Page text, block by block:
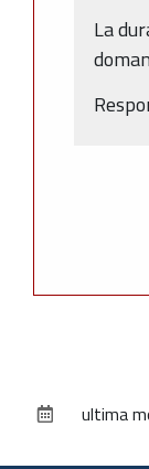
La
documento
ultima